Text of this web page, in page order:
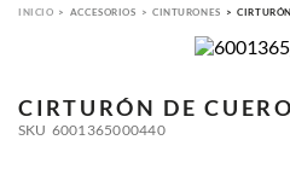
ACCESORIOS CINTURONES
CIRTURÓN DE CUERO
SKU 6001365000440